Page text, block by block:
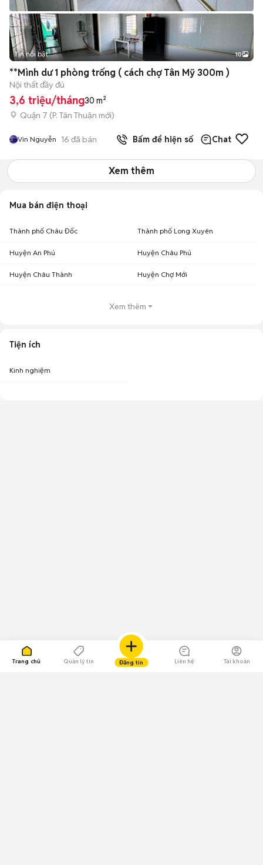
Trang chủ Quản lý tin Đăng tin Liên hệ Tài khoản
+2
Tin nổi bật 10
**Mình dư 1 phòng trống ( cách chợ Tân Mỹ 300m )
Nội thất đầy đủ
3,6 triệu/tháng30 m²
Quận 7 (P. Tân Thuận mới)
Vin Nguyễn 16 đã bán Bấm để hiện số Chat
Xem thêm
Mua bán điện thoại
Thành phố Châu Đốc Thành phố Long Xuyên
Huyện An Phú Huyện Châu Phú
Huyện Châu Thành Huyện Chợ Mới
Xem thêm
Tiện ích
Kinh nghiệm